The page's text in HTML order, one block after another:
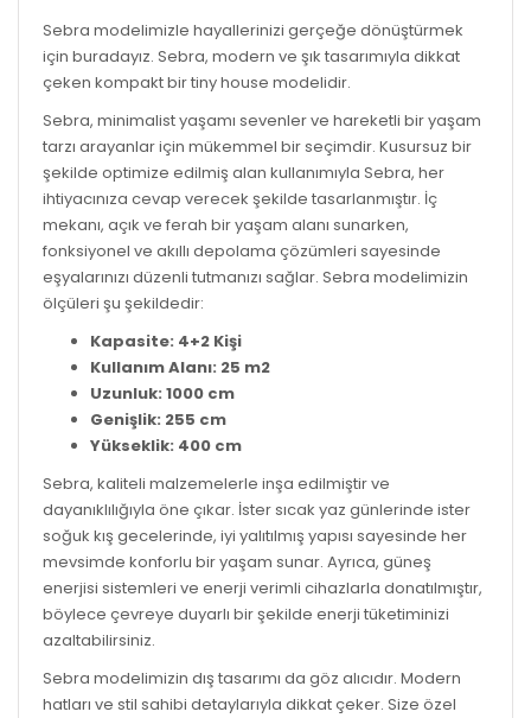
Sebra modelimizle hayallerinizi gerçeğe dönüştürmek
için buradayız. Sebra, modern ve şık tasarımıyla dikkat
çeken kompakt bir tiny house modelidir.
Sebra, minimalist yaşamı sevenler ve hareketli bir yaşam
tarzı arayanlar için mükemmel bir seçimdir. Kusursuz bir
şekilde optimize edilmiş alan kullanımıyla Sebra, her
ihtiyacınıza cevap verecek şekilde tasarlanmıştır. İç
mekanı, açık ve ferah bir yaşam alanı sunarken,
fonksiyonel ve akıllı depolama çözümleri sayesinde
eşyalarınızı düzenli tutmanızı sağlar. Sebra modelimizin
ölçüleri şu şekildedir:
Kapasite: 4+2 Kişi
Kullanım Alanı: 25 m2
Uzunluk: 1000 cm
Genişlik: 255 cm
Yükseklik: 400 cm
Sebra, kaliteli malzemelerle inşa edilmiştir ve
dayanıklılığıyla öne çıkar. İster sıcak yaz günlerinde ister
soğuk kış gecelerinde, iyi yalıtılmış yapısı sayesinde her
mevsimde konforlu bir yaşam sunar. Ayrıca, güneş
enerjisi sistemleri ve enerji verimli cihazlarla donatılmıştır,
böylece çevreye duyarlı bir şekilde enerji tüketiminizi
azaltabilirsiniz.
Sebra modelimizin dış tasarımı da göz alıcıdır. Modern
hatları ve stil sahibi detaylarıyla dikkat çeker. Size özel